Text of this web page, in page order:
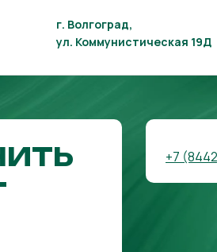
г. Волгоград,
ул. Коммунистическая 19Д
+7